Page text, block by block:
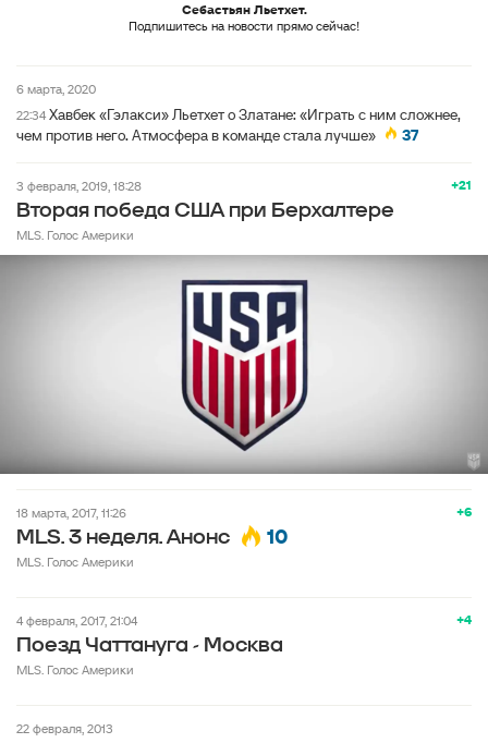
Себастьян Льетхет.
Подпишитесь на новости прямо сейчас!
6 марта, 2020
22:34 Хавбек «Гэлакси» Льетхет о Златане: «Играть с ним сложнее,
чем против него. Атмосфера в команде стала лучше»
37
+21
3 февраля, 2019, 18:28
Вторая победа США при Берхалтере
MLS. Голос Америки
+6
18 марта, 2017, 11:26
MLS. 3 неделя. Анонс 10
MLS. Голос Америки
+4
4 февраля, 2017, 21:04
Поезд Чаттануга - Москва
MLS. Голос Америки
22 февраля, 2013